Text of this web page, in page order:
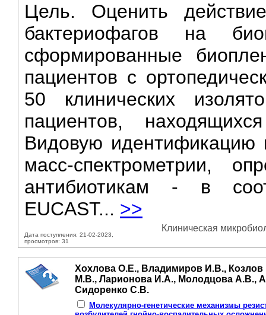
Цель. Оценить
бактериофагов на
сформированные
пациентов с
50 клинических
пациентов,
Видовую идентификацию
масс-спектрометрии,
антибиотикам - в
EUCAST... >>
Дата поступления: 21-02-2023,
просмотров: 31
Клиническая
Хохлова О.Е., Владимиров И.В.,
М.В., Ларионова И.А., Молодцова А.В.,
Сидоренко С.В.
Молекулярно-генетические механизмы